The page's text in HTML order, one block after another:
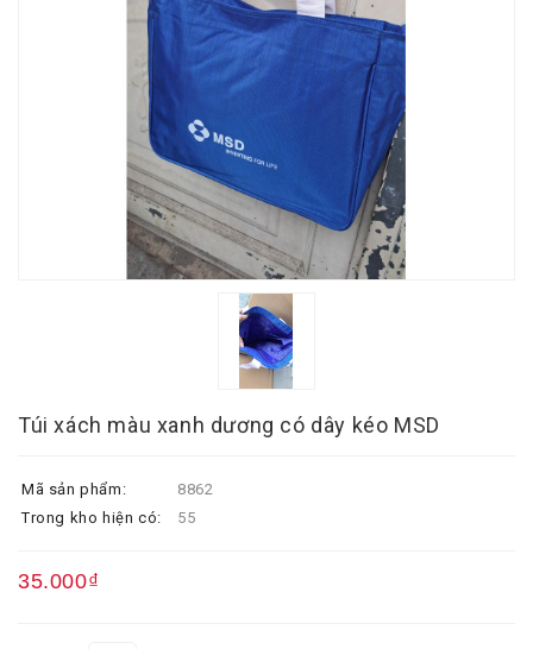
Túi xách màu xanh dương có dây kéo MSD
Mã sản phẩm:
8862
Trong kho hiện có:
55
35.000₫